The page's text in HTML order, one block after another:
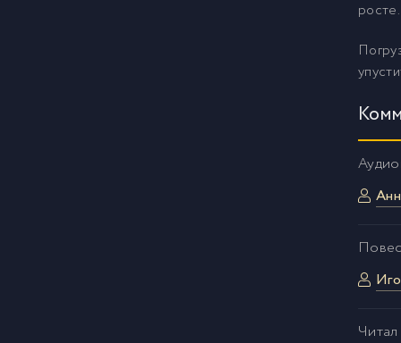
росте.